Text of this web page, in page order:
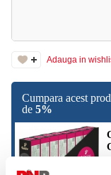
Adauga in
Cumpara acest
de 5%